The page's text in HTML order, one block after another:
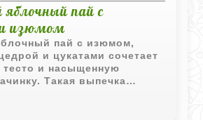
яблочный пай с
изюмом
пай с изюмом,
и цукатами сочетает
тесто и насыщенную
Такая выпечка
подходит для